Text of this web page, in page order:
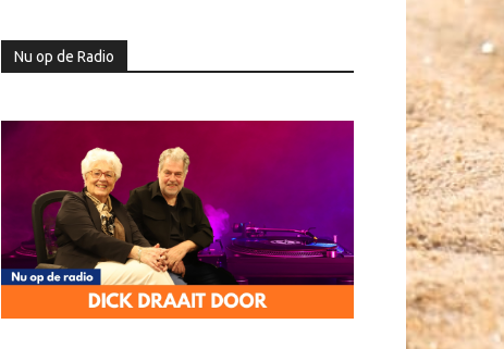
Nu op de Radio